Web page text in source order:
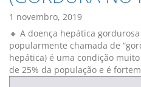
1 novembro, 2019
🔸 A doença hepática
popularmente chamada de
hepática) é uma condição
de 25% da população e é